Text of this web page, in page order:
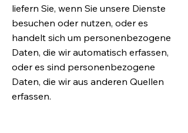
liefern Sie, wenn Sie unsere Dienste
besuchen oder nutzen, oder es
handelt sich um personenbezogene
Daten, die wir automatisch erfassen,
oder es sind personenbezogene
Daten, die wir aus anderen Quellen
erfassen.